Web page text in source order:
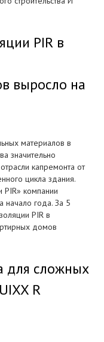
PIR в
выросло на
материалов в
значительно
капремонта от
цикла здания.
компании
года. За 5
PIR в
домов
для сложных
R